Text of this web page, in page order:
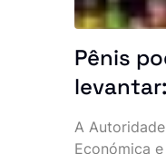
Pênis
levantar:
de
A
Económica